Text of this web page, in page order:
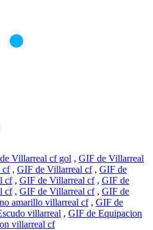
Villarreal cf gol , GIF de Villarreal
cf, GIF de Villarreal cf, GIF de
cf, GIF de Villarreal cf, GIF de
cf, GIF de Villarreal cf, GIF de
amarillo villarreal cf, GIF de
villarreal , GIF de Equipacion
villarreal cf